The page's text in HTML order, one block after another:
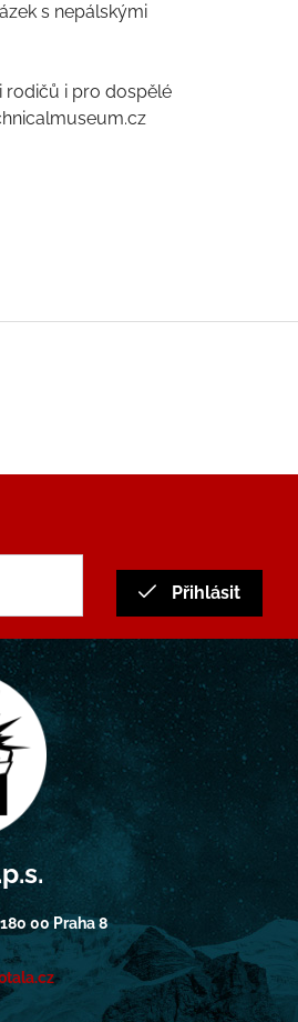
s nepálskými
rodičů i pro dospělé
Přihlásit
00 Praha 8